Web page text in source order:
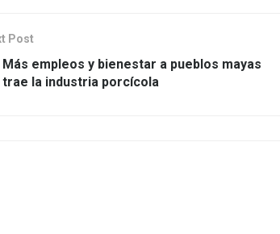
Post
Más empleos y bienestar a pueblos mayas
trae la industria porcícola